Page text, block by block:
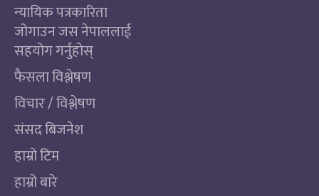
न्यायिक पत्रकारिता
जोगाउन जस नेपाललाई
सहयोग गर्नुहोस्
फैसला विश्लेषण
विचार / विश्लेषण
संसद बिजनेश
हाम्रो टिम
हाम्रो बारे